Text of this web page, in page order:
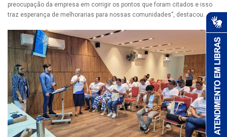
preocupação da empresa em corrigir os pontos que foram citados e isso
traz esperança de melhorarias para nossas comunidades”, destacou.